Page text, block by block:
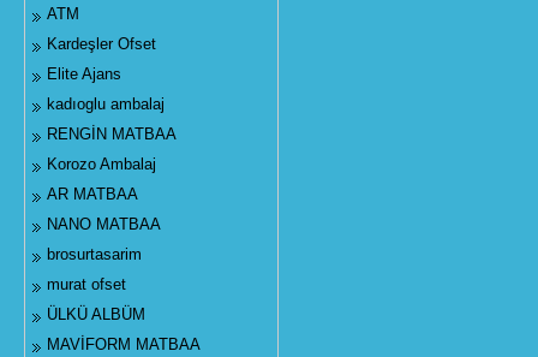
ATM
Kardeşler Ofset
Elite Ajans
kadıoglu ambalaj
RENGİN MATBAA
Korozo Ambalaj
AR MATBAA
NANO MATBAA
brosurtasarim
murat ofset
ÜLKÜ ALBÜM
MAVİFORM MATBAA